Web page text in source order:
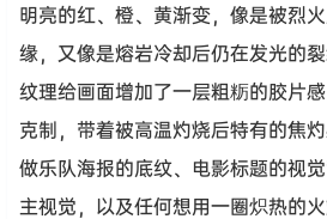
明亮的红、橙、黄渐变，像是被烈
缘，又像是熔岩冷却后仍在发光的
纹理给画面增加了一层粗粝的胶片
克制，带着被高温灼烧后特有的焦
做乐队海报的底纹、电影标题的视
主视觉，以及任何想用一圈炽热的